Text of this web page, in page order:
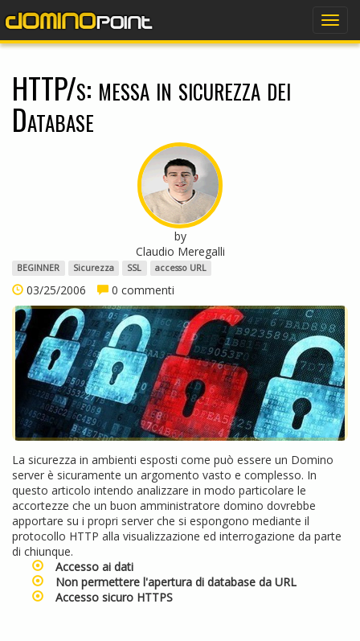
HTTP/s: messa in sicurezza dei
Database
by
Claudio Meregalli
BEGINNER Sicurezza SSL accesso URL
03/25/2006 0 commenti
La sicurezza in ambienti esposti come può essere un Domino
server è sicuramente un argomento vasto e complesso. In
questo articolo intendo analizzare in modo particolare le
accortezze che un buon amministratore domino dovrebbe
apportare su i propri server che si espongono mediante il
protocollo HTTP alla visualizzazione ed interrogazione da parte
di chiunque.
Accesso ai dati
Non permettere l'apertura di database da URL
Accesso sicuro HTTPS